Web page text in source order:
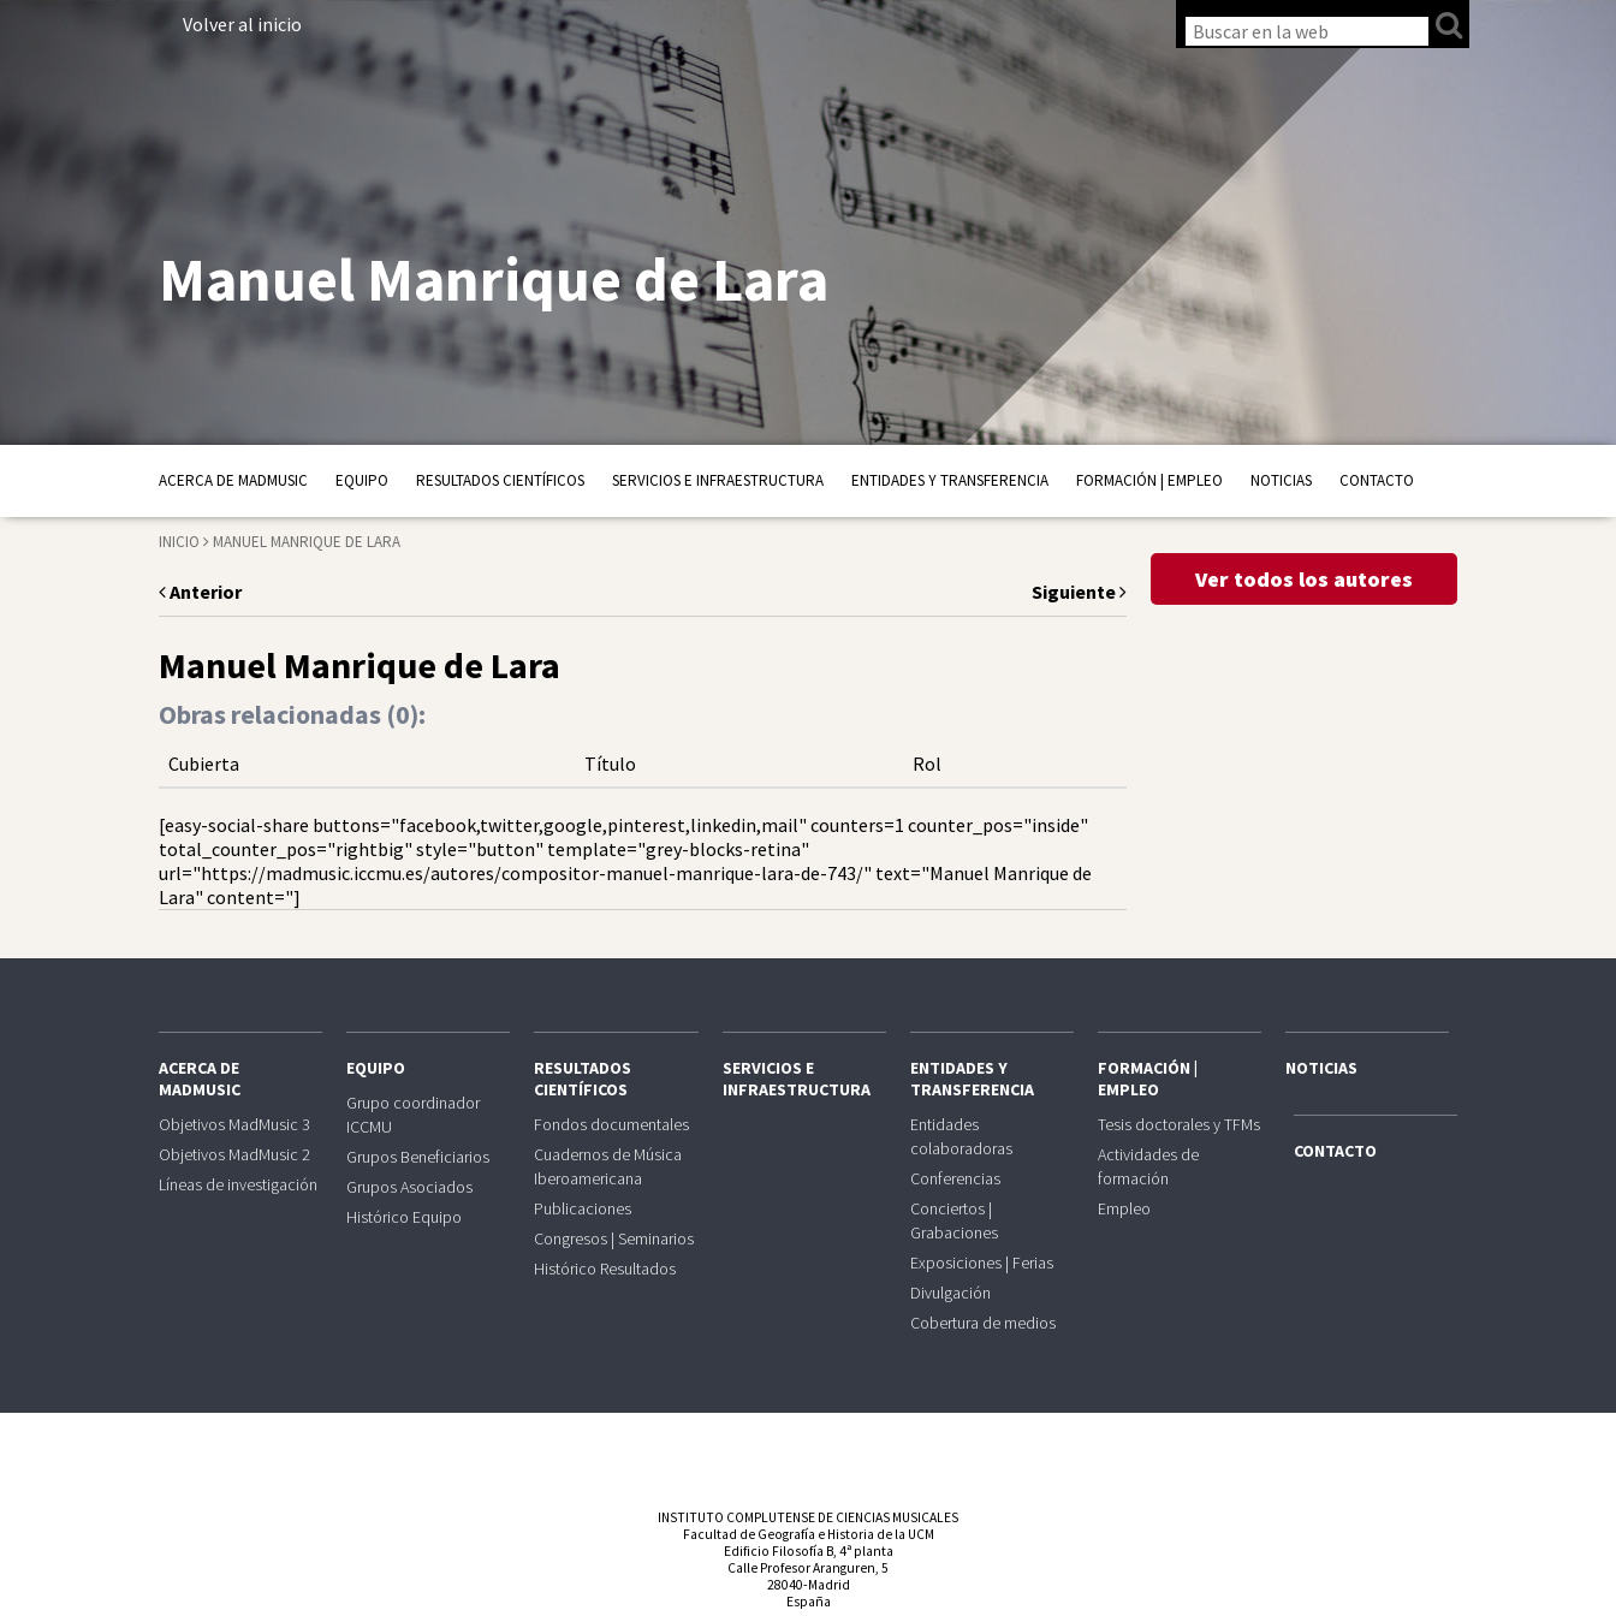
Volver al inicio
Manuel Manrique de Lara
ACERCA DE MADMUSIC EQUIPO RESULTADOS CIENTÍFICOS SERVICIOS E INFRAESTRUCTURA ENTIDADES Y TRANSFERENCIA FORMACIÓN | EMPLEO NOTICIAS CONTACTO
INICIO MANUEL MANRIQUE DE LARA
Anterior Siguiente
Manuel Manrique de Lara
Obras relacionadas (0):
Cubierta Título Rol
[easy-social-share buttons="facebook,twitter,google,pinterest,linkedin,mail" counters=1 counter_pos="inside"
total_counter_pos="rightbig" style="button" template="grey-blocks-retina"
url="https://madmusic.iccmu.es/autores/compositor-manuel-manrique-lara-de-743/" text="Manuel Manrique de
Lara" content="]
Ver todos los autores
ACERCA DE
MADMUSIC
Objetivos MadMusic 3
Objetivos MadMusic 2
Líneas de investigación
EQUIPO
Grupo coordinador
ICCMU
Grupos Beneficiarios
Grupos Asociados
Histórico Equipo
RESULTADOS
CIENTÍFICOS
Fondos documentales
Cuadernos de Música
Iberoamericana
Publicaciones
Congresos | Seminarios
Histórico Resultados
SERVICIOS E
INFRAESTRUCTURA
ENTIDADES Y
TRANSFERENCIA
Entidades
colaboradoras
Conferencias
Conciertos |
Grabaciones
Exposiciones | Ferias
Divulgación
Cobertura de medios
FORMACIÓN |
EMPLEO
Tesis doctorales y TFMs
Actividades de
formación
Empleo
NOTICIAS
CONTACTO
INSTITUTO COMPLUTENSE DE CIENCIAS MUSICALES
Facultad de Geografía e Historia de la UCM
Edificio Filosofía B, 4ª planta
Calle Profesor Aranguren, 5
28040-Madrid
España